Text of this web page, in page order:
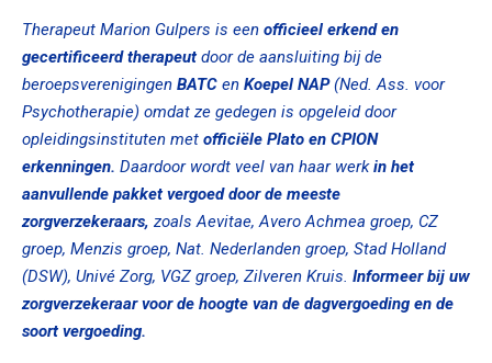
Therapeut Marion Gulpers is een officieel erkend en
gecertificeerdtherapeutdoor de aansluiting bij de
beroepsverenigingen BATC en Koepel NAP(Ned. Ass. voor
Psychotherapie) omdat ze gedegen is opgeleid door
opleidingsinstituten met officiële Plato en CPION
erkenningen. Daardoor wordt veel van haar werkin het
aanvullende pakket vergoed door de meeste
zorgverzekeraars, zoals Aevitae, Avero Achmea groep, CZ
groep, Menzis groep, Nat. Nederlanden groep, Stad Holland
(DSW), Univé Zorg, VGZ groep, Zilveren Kruis. Informeer bij uw
zorgverzekeraar voor de hoogte van de dagvergoeding en de
soort vergoeding.